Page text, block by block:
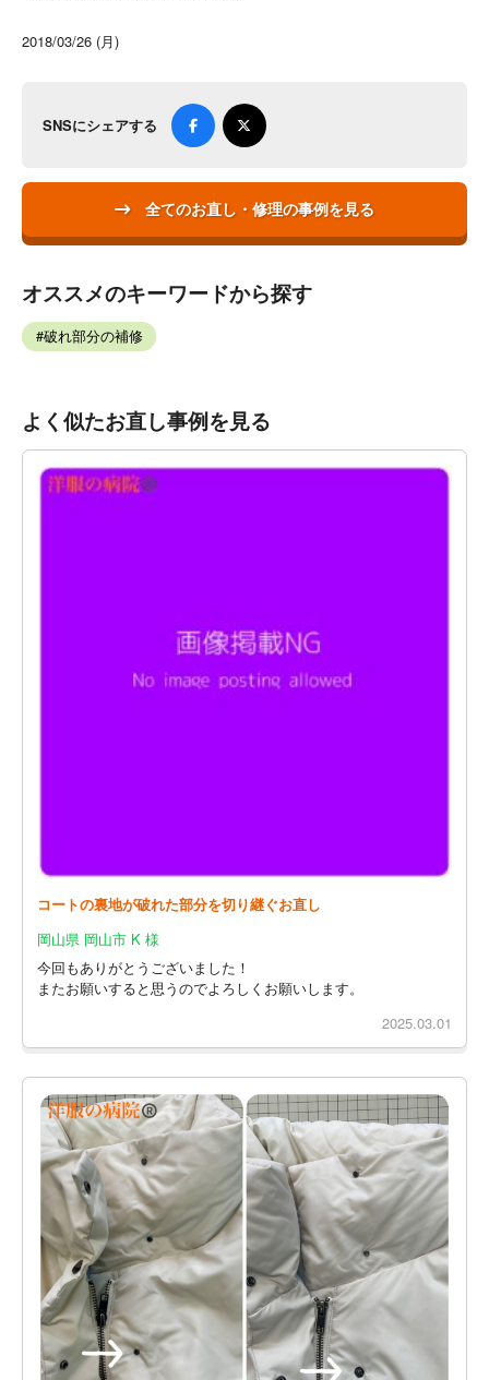
2018/03/26 (月)
SNSにシェアする
全てのお直し・修理の事例を見る
オススメのキーワードから探す
破れ部分の補修
よく似たお直し事例を見る
コートの裏地が破れた部分を切り継ぐお直し
岡山県 岡山市 K 様
今回もありがとうございました！
またお願いすると思うのでよろしくお願いします。
2025.03.01